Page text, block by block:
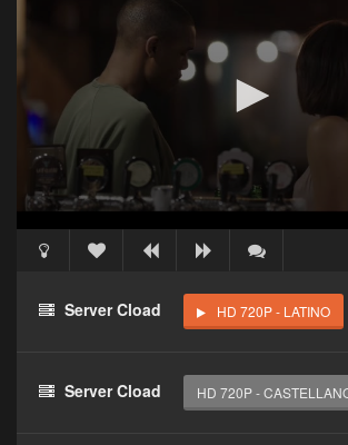
Haz clic 3 veces en el botón para
reproductor
Clic 1 - Abrir primer enlace
Server Cload HD 720P - LATINO
Server Cload HD 720P -